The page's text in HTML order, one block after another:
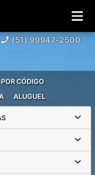
(51) 99947-2500
ALUGUEL
POR CÓDIGO